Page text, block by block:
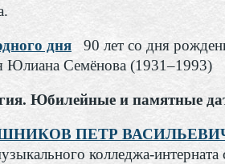
дня
90 лет со дня
Юлиана Семёнова (1931–1993)
Юбилейные и памятные
ПЕТР
колледжа-интерната